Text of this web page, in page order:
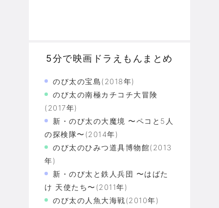
5分で映画ドラえもんまとめ
のび太の宝島(2018年)
のび太の南極カチコチ大冒険
(2017年)
新・のび太の大魔境 〜ペコと5人
の探検隊〜(2014年)
のび太のひみつ道具博物館(2013
年)
新・のび太と鉄人兵団 〜はばた
け 天使たち〜(2011年)
のび太の人魚大海戦(2010年)